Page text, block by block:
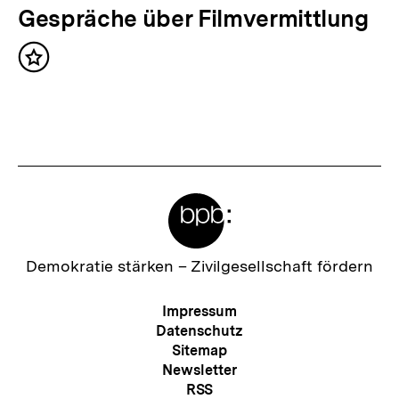
l
t
:
N
ä
c
n
Gespräche über Filmvermittlung
Inhalt
Zur
Demokratie stärken – Zivilgesellschaft fördern
Meta-
Navigation
Impressum
Datenschutz
Sitemap
Newsletter
RSS